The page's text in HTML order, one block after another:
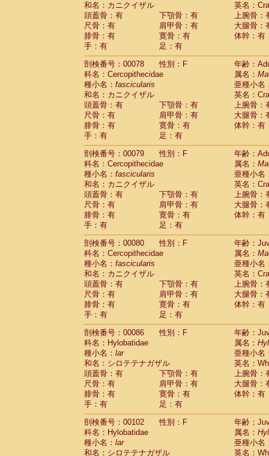
和名：カニクイザル
英名：
頭蓋骨：有
下顎骨：有
上腕骨：
尺骨：有
肩甲骨：有
大腿骨：
腓骨：有
寛骨：有
体幹：有
手：有
足：有
剖検番号：00078
性別：F
年齢：
科名：Cercopithecidae
属名：
種小名： fascicularis
亜種小名
和名：カニクイザル
英名：
頭蓋骨：有
下顎骨：有
上腕骨：
尺骨：有
肩甲骨：有
大腿骨：
腓骨：有
寛骨：有
体幹：有
手：有
足：有
剖検番号：00079
性別：F
年齢：
科名：Cercopithecidae
属名：
種小名： fascicularis
亜種小名
和名：カニクイザル
英名：
頭蓋骨：有
下顎骨：有
上腕骨：
尺骨：有
肩甲骨：有
大腿骨：
腓骨：有
寛骨：有
体幹：有
手：有
足：有
剖検番号：00080
性別：F
年齢：
科名：Cercopithecidae
属名：
種小名： fascicularis
亜種小名
和名：カニクイザル
英名：
頭蓋骨：有
下顎骨：有
上腕骨：
尺骨：有
肩甲骨：有
大腿骨：
腓骨：有
寛骨：有
体幹：有
手：有
足：有
剖検番号：00086
性別：F
年齢：
科名：Hylobatidae
属名：
種小名： lar
亜種小名
和名：シロテテナガザル
英名：
頭蓋骨：有
下顎骨：有
上腕骨：
尺骨：有
肩甲骨：有
大腿骨：
腓骨：有
寛骨：有
体幹：有
手：有
足：有
剖検番号：00102
性別：F
年齢：
科名：Hylobatidae
属名：
種小名： lar
亜種小名
和名：シロテテナガザル
英名：